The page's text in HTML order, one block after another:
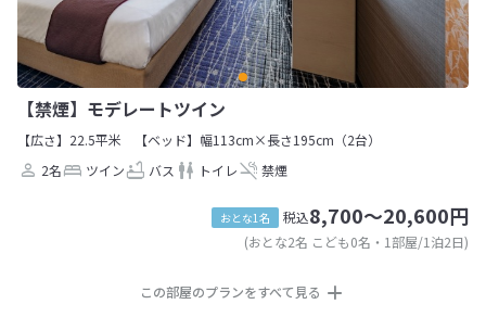
【禁煙】モデレートツイン
【広さ】22.5平米
【ベッド】幅113cm×長さ195cm（2台）
2名
ツイン バス トイレ 禁煙
おとな1名 税込8,700～20,600円
(おとな2名 こども0名・1部屋/1泊2日)
この部屋のプランをすべて見る